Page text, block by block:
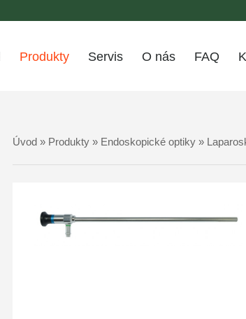
Produkty Servis O nás FAQ
Úvod » Produkty » Endoskopické optiky »